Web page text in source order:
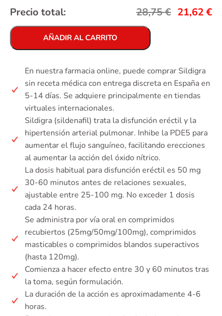
Precio total: 28,75€ 21,62 €
AÑADIR AL CARRITO
En nuestra farmacia online, puede comprar Sildigra
sin receta médica con entrega discreta en España en
5-14 días. Se adquiere principalmente en tiendas
virtuales internacionales.
Sildigra (sildenafil) trata la disfunción eréctil y la
hipertensión arterial pulmonar. Inhibe la PDE5 para
aumentar el flujo sanguíneo, facilitando erecciones
al aumentar la acción del óxido nítrico.
La dosis habitual para disfunción eréctil es 50 mg
30-60 minutos antes de relaciones sexuales,
ajustable entre 25-100 mg. No exceder 1 dosis
cada 24 horas.
Se administra por vía oral en comprimidos
recubiertos (25mg/50mg/100mg), comprimidos
masticables o comprimidos blandos superactivos
(hasta 120mg).
Comienza a hacer efecto entre 30 y 60 minutos tras
la toma, según formulación.
La duración de la acción es aproximadamente 4-6
horas.